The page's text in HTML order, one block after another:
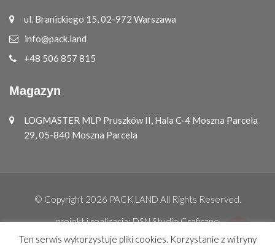
ul. Branickiego 15, 02-972 Warszawa
info@pack.land
+48 506 857 815
Magazyn
LOGMASTER MLP Pruszków II, Hala C-4 Moszna Parcela
29, 05-840 Moszna Parcela
© Copyright 2026 PACK.LAND All Rights Reserved.
projekt i realizacja:DSN Studio Graficzne
Ten serwis wykorzystuje pliki cookies. Korzystanie z witryny